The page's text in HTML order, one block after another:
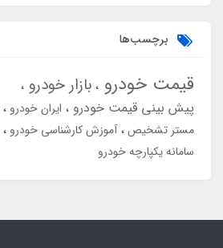
برچسب‌ها
قیمت خودرو بازار خودرو
پیش بینی قیمت خودرو ایران خودرو
مستر تشخیص آموزش کارشناسی خودرو
سامانه یکپارچه خودرو